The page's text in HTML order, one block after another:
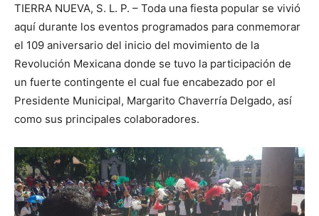
TIERRA NUEVA, S. L. P. – Toda una fiesta popular se vivió
aquí durante los eventos programados para conmemorar
el 109 aniversario del inicio del movimiento de la
Revolución Mexicana donde se tuvo la participación de
un fuerte contingente el cual fue encabezado por el
Presidente Municipal, Margarito Chaverría Delgado, así
como sus principales colaboradores.